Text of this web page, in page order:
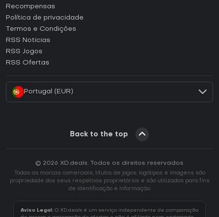
Como ativar uma CD Key Steam?
Como ativar uma CD Key Epic Games?
Como ativar uma CD Key GOG?
Como ativar uma CD Key Ubisoft Connect?
Como ativar uma CD Key EA App?
Recompensas
Política de privacidade
Termos e Condições
RSS Noticias
RSS Jogos
RSS Ofertas
Portugal (EUR)
Back to the top
© 2026 XD.deals. Todos os direitos reservados.
Todas as marcas comerciais, títulos de jogos, logótipos e imagens são
propriedade dos seus respetivos proprietários e são utilizados para fins
de identificação e informação.
Aviso Legal: O XD.deals é um serviço independente de comparação